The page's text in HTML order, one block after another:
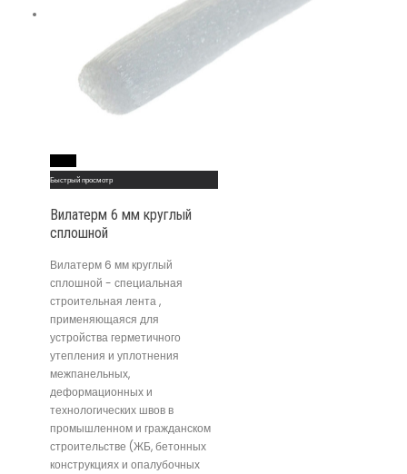
Быстрый просмотр
Вилатерм 6 мм круглый
сплошной
Вилатерм 6 мм круглый
сплошной - специальная
строительная лента ,
применяющаяся для
устройства герметичного
утепления и уплотнения
межпанельных,
деформационных и
технологических швов в
промышленном и гражданском
строительстве (ЖБ, бетонных
конструкциях и опалубочных